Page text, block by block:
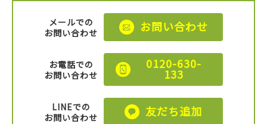
メールでの
お問い合わせ
お問い合わせ
お電話での
お問い合わせ
0120-630-
133
LINEでの
お問い合わせ
友だち追加